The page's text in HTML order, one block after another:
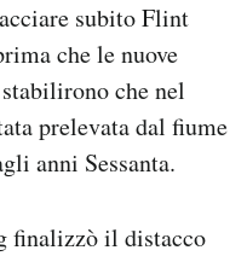
subito Flint
che le nuove
che nel
prelevata dal fiume
anni Sessanta.
finalizzò il distacco